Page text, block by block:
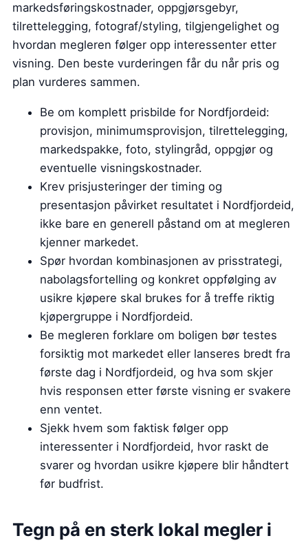
markedsføringskostnader, oppgjørsgebyr,
tilrettelegging, fotograf/styling, tilgjengelighet og
hvordan megleren følger opp interessenter etter
visning. Den beste vurderingen får du når pris og
plan vurderes sammen.
Be om komplett prisbilde for Nordfjordeid:
provisjon, minimumsprovisjon, tilrettelegging,
markedspakke, foto, stylingråd, oppgjør og
eventuelle visningskostnader.
Krev prisjusteringer der timing og
presentasjon påvirket resultatet i Nordfjordeid,
ikke bare en generell påstand om at megleren
kjenner markedet.
Spør hvordan kombinasjonen av prisstrategi,
nabolagsfortelling og konkret oppfølging av
usikre kjøpere skal brukes for å treffe riktig
kjøpergruppe i Nordfjordeid.
Be megleren forklare om boligen bør testes
forsiktig mot markedet eller lanseres bredt fra
første dag i Nordfjordeid, og hva som skjer
hvis responsen etter første visning er svakere
enn ventet.
Sjekk hvem som faktisk følger opp
interessenter i Nordfjordeid, hvor raskt de
svarer og hvordan usikre kjøpere blir håndtert
før budfrist.
Tegn på en sterk lokal megler i